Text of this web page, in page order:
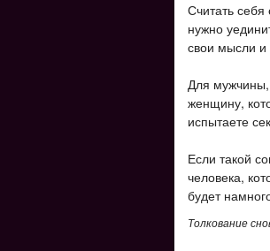
Считать
нужно
свои мысли и
Для мужчины,
женщину,
испытаете
Если такой
человека,
будет
Толкование